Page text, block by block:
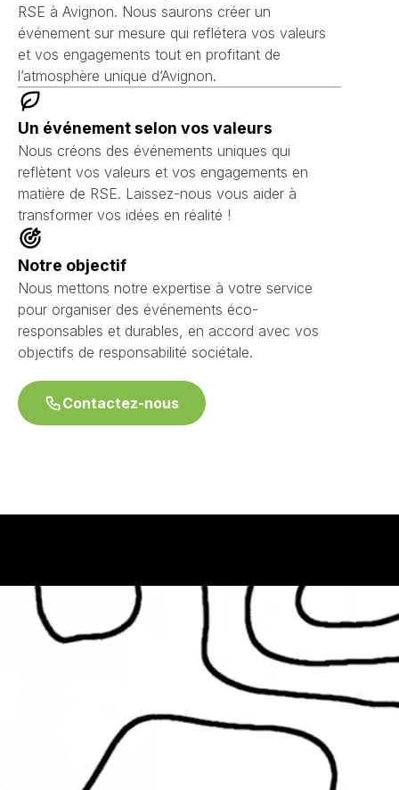
RSE à Avignon. Nous saurons créer un
événement sur mesure qui reflétera vos valeurs
et vos engagements tout en profitant de
l’atmosphère unique d’Avignon.
Un événement selon vos valeurs
Nous créons des événements uniques qui
reflètent vos valeurs et vos engagements en
matière de RSE. Laissez-nous vous aider à
transformer vos idées en réalité !
Notre objectif
Nous mettons notre expertise à votre service
pour organiser des événements éco-
responsables et durables, en accord avec vos
objectifs de responsabilité sociétale.
Contactez-nous